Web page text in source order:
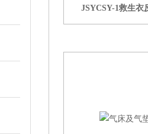
JSYCSY-1救生衣